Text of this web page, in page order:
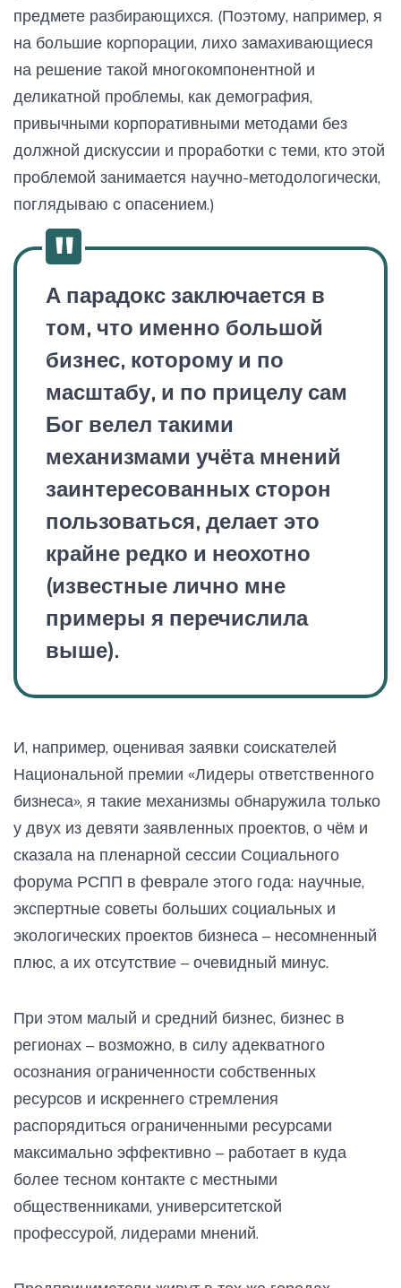
предмете разбирающихся. (Поэтому, например, я
на большие корпорации, лихо замахивающиеся
на решение такой многокомпонентной и
деликатной проблемы, как демография,
привычными корпоративными методами без
должной дискуссии и проработки с теми, кто этой
проблемой занимается научно-методологически,
поглядываю с опасением.)
А парадокс заключается в
том, что именно большой
бизнес, которому и по
масштабу, и по прицелу сам
Бог велел такими
механизмами учёта мнений
заинтересованных сторон
пользоваться, делает это
крайне редко и неохотно
(известные лично мне
примеры я перечислила
выше).
И, например, оценивая заявки соискателей
Национальной премии «Лидеры ответственного
бизнеса», я такие механизмы обнаружила только
у двух из девяти заявленных проектов, о чём и
сказала на пленарной сессии Социального
форума РСПП в феврале этого года: научные,
экспертные советы больших социальных и
экологических проектов бизнеса – несомненный
плюс, а их отсутствие – очевидный минус.
При этом малый и средний бизнес, бизнес в
регионах – возможно, в силу адекватного
осознания ограниченности собственных
ресурсов и искреннего стремления
распорядиться ограниченными ресурсами
максимально эффективно – работает в куда
более тесном контакте с местными
общественниками, университетской
профессурой, лидерами мнений.